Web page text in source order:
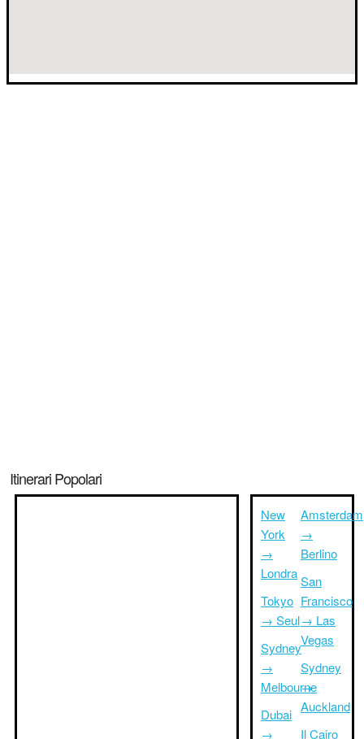
Itinerari Popolari
New
York
→
Londra
Tokyo
→ Seul
Sydney
→
Melbourne
Dubai
→
Amsterdam
→
Berlino
San
Francisco
→ Las
Vegas
Sydney
→
Auckland
Il Cairo